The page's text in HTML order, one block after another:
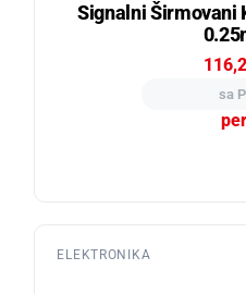
Signalni Širmovani
sa
ELEKTRONIKA